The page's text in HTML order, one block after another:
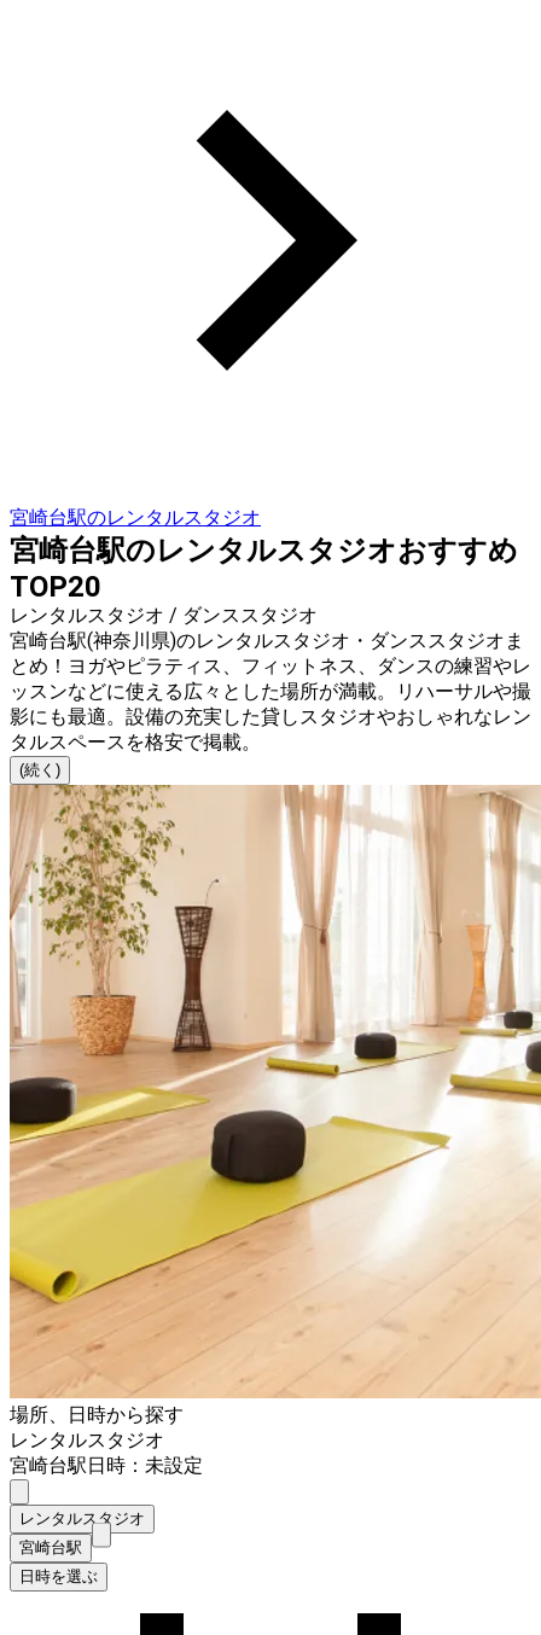
宮崎台駅のレンタルスタジオ
宮崎台駅のレンタルスタジオおすすめ
TOP20
レンタルスタジオ / ダンススタジオ
宮崎台駅(神奈川県)のレンタルスタジオ・ダンススタジオま
とめ！ヨガやピラティス、フィットネス、ダンスの練習やレ
ッスンなどに使える広々とした場所が満載。リハーサルや撮
影にも最適。設備の充実した貸しスタジオやおしゃれなレン
タルスペースを格安で掲載。
(続く)
場所、日時から探す
レンタルスタジオ
宮崎台駅日時：未設定
レンタルスタジオ
宮崎台駅
日時を選ぶ